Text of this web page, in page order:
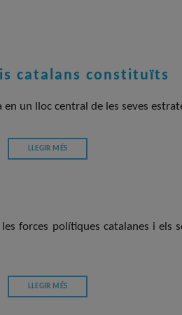
catalans constituïts
un lloc central de les seves
LLEGIR MÉS
les forces polítiques catalanes i
LLEGIR MÉS